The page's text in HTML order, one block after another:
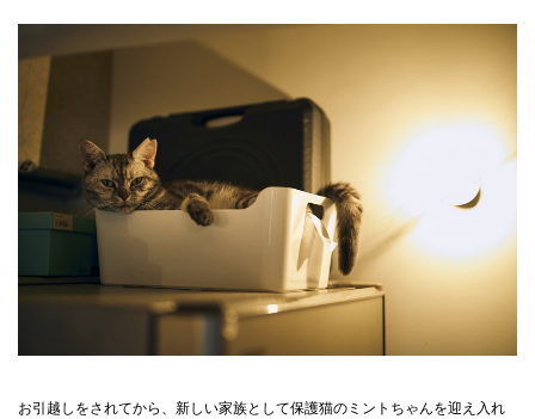
お引越しをされてから、新しい家族として保護猫のミントちゃんを迎え入れ